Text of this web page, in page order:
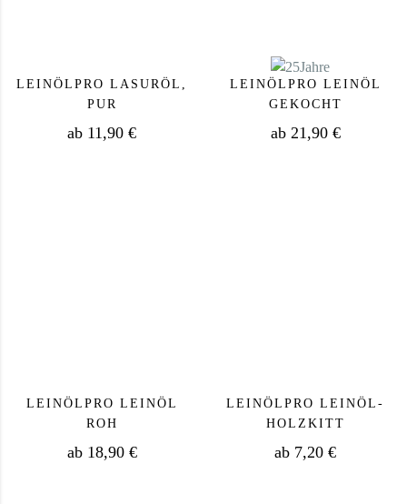
LEINÖLPRO LASURÖL,
PUR
ab 11,90 €
LEINÖLPRO LEINÖL
GEKOCHT
ab 21,90 €
LEINÖLPRO LEINÖL
ROH
ab 18,90 €
LEINÖLPRO LEINÖL-
HOLZKITT
ab 7,20 €